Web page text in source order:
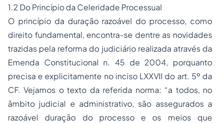
1.2 Do Princípio da Celeridade Processual
O princípio da duração razoável do processo, como
direito fundamental, encontra-se dentre as novidades
trazidas pela reforma do judiciário realizada através da
Emenda Constitucional n. 45 de 2004, porquanto
precisa e explicitamente no inciso LXXVII do art. 5º da
CF. Vejamos o texto da referida norma: “a todos, no
âmbito judicial e administrativo, são assegurados a
razoável duração do processo e os meios que